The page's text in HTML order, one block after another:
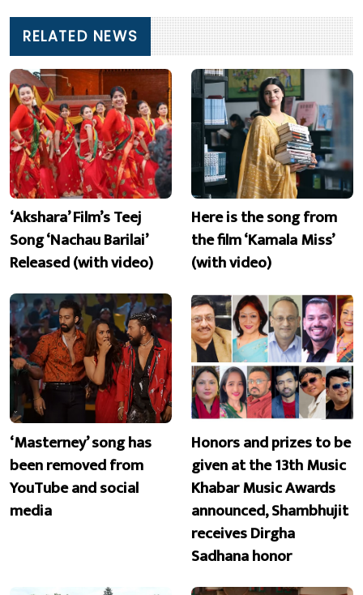
RELATED NEWS
‘Akshara’ Film’s Teej
Song ‘Nachau Barilai’
Released (with video)
Here is the song from
the film ‘Kamala Miss’
(with video)
‘Masterney’ song has
been removed from
YouTube and social
media
Honors and prizes to be
given at the 13th Music
Khabar Music Awards
announced, Shambhujit
receives Dirgha
Sadhana honor